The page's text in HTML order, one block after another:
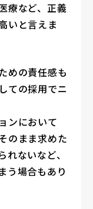
療など、正義
いと言えま
めの責任感も
ての採用でニ
ンにおいて
のまま求めた
ないなど、
う場合もあり